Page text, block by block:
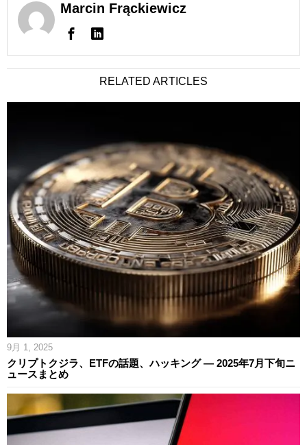
Marcin Frąckiewicz
RELATED ARTICLES
9月 1, 2025
クリプトクジラ、ETFの話題、ハッキング ― 2025年7月下旬ニ
ュースまとめ